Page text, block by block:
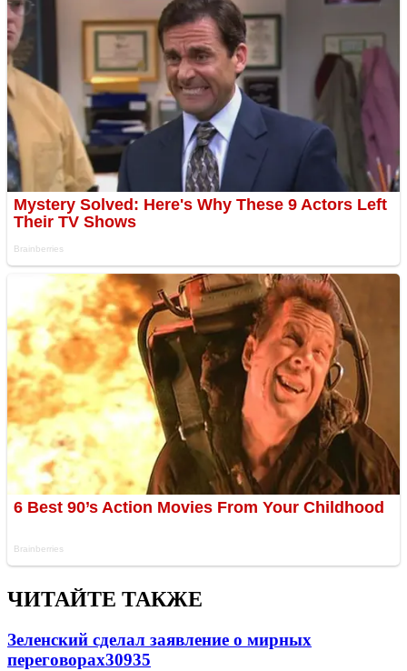
ЧИТАЙТЕ ТАКЖЕ
Зеленский сделал заявление о мирных
переговорах30935